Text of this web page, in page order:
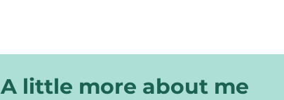
A little more about me